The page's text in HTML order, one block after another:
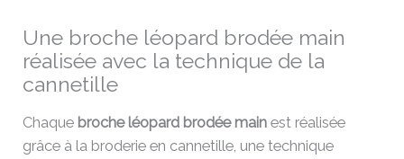
Une broche léopard brodée main
réalisée avec la technique de la
cannetille
Chaque broche léopard brodée main est réalisée
grâce à la broderie en cannetille, une technique